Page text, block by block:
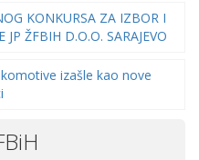
KONKURSA ZA IZBOR I
ŽFBIH D.O.O. SARAJEVO
izašle kao nove